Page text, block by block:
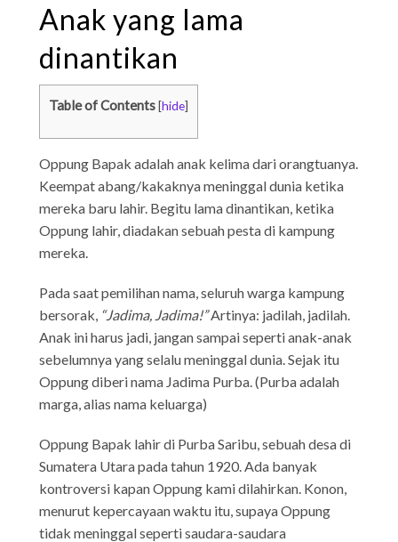
Anak yang lama
dinantikan
Table of Contents[hide]
Oppung Bapak adalah anak kelima dari orangtuanya.
Keempat abang/kakaknya meninggal dunia ketika
mereka baru lahir. Begitu lama dinantikan, ketika
Oppung lahir, diadakan sebuah pesta di kampung
mereka.
Pada saat pemilihan nama, seluruh warga kampung
bersorak, “Jadima, Jadima!”Artinya: jadilah, jadilah.
Anak ini harus jadi, jangan sampai seperti anak-anak
sebelumnya yang selalu meninggal dunia. Sejak itu
Oppung diberi nama Jadima Purba. (Purba adalah
marga, alias nama keluarga)
Oppung Bapak lahir di Purba Saribu, sebuah desa di
Sumatera Utara pada tahun 1920. Ada banyak
kontroversi kapan Oppung kami dilahirkan. Konon,
menurut kepercayaan waktu itu, supaya Oppung
tidak meninggal seperti saudara-saudara